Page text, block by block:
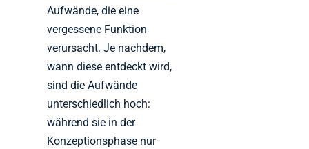
Aufwände, die eine
vergessene Funktion
verursacht. Je nachdem,
wann diese entdeckt wird,
sind die Aufwände
unterschiedlich hoch:
während sie in der
Konzeptionsphase nur